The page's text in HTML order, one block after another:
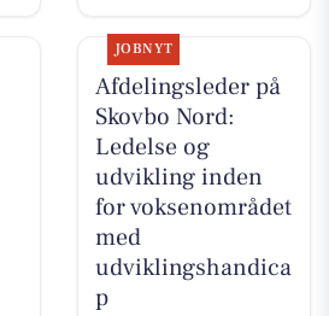
JOBNYT
Afdelingsleder på
Skovbo Nord:
Ledelse og
udvikling inden
for voksenområdet
med
udviklingshandica
p